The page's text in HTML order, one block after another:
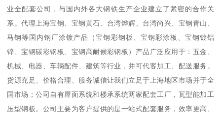
业全配套公司，与国内外各大钢铁生产企业建立了紧密的合作关
系。代理上海宝钢、宝钢黄石、台湾烨辉、台湾尚兴、宝钢青山、
马钢等国内钢厂涂镀产品（宝钢彩钢板、宝钢彩涂板、宝钢镀铝
锌、宝钢碳彩钢板、宝钢高耐候彩钢板）产品广泛应用于：五金、
机械、电器、车辆配件、建筑等行业，并可代客加工、配送服务。
货源充足、价格合理、服务诚信让我们立足于上海地区市场并于全
国市场；公司自有屋面系统和楼承系统两家配套工厂，瓦型能加工
压型钢板。公司主要为客户提供的是一站式配套服务，效率更高、